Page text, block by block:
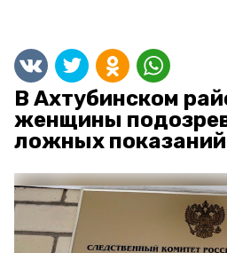
В Ахтубинском
женщины
ложных показаний